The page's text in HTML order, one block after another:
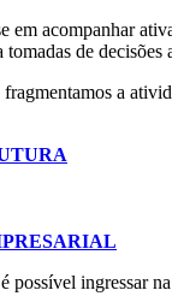
em acompanhar
de decisões
a
possível ingressar